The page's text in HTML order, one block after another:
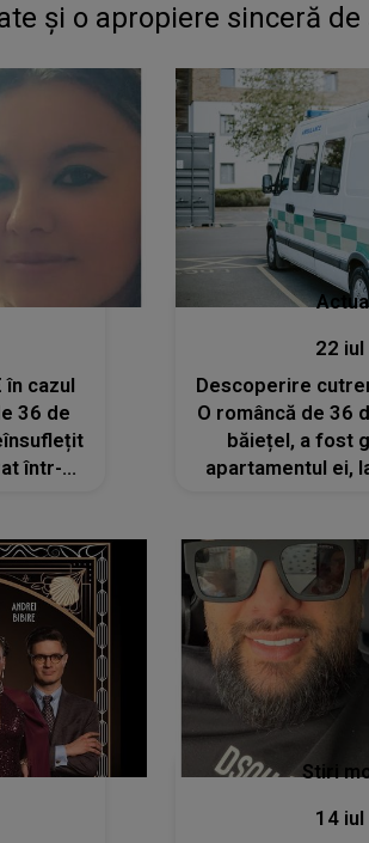
și o apropiere sinceră
în cazul
36 de
într-un
22
Descoperire
O româncă de 36
băiețel, a fost
apartamentul ei,
Stiri
14